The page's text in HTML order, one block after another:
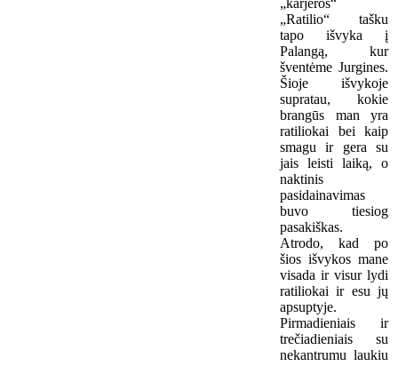
„karjeros“
„Ratilio“ tašku
tapo išvyka į
Palangą, kur
šventėme Jurgines.
Šioje išvykoje
supratau, kokie
brangūs man yra
ratiliokai bei kaip
smagu ir gera su
jais leisti laiką, o
naktinis
pasidainavimas
buvo tiesiog
pasakiškas.
Atrodo, kad po
šios išvykos mane
visada ir visur lydi
ratiliokai ir esu jų
apsuptyje.
Pirmadieniais ir
trečiadieniais su
nekantrumu laukiu